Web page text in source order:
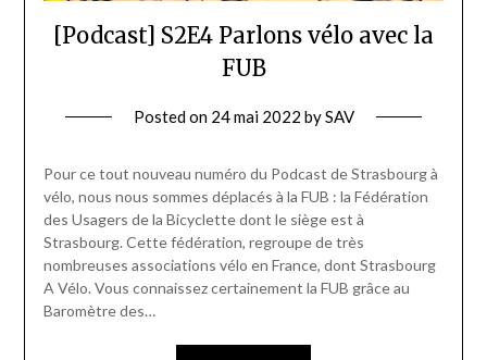
[Podcast] S2E4 Parlons vélo avec la
FUB
Posted on 24 mai 2022 bySAV
Pour ce tout nouveau numéro du Podcast de Strasbourg à
vélo, nous nous sommes déplacés à la FUB : la Fédération
des Usagers de la Bicyclette dont le siège est à
Strasbourg. Cette fédération, regroupe de très
nombreuses associations vélo en France, dont Strasbourg
A Vélo. Vous connaissez certainement la FUB grâce au
Baromètre des…